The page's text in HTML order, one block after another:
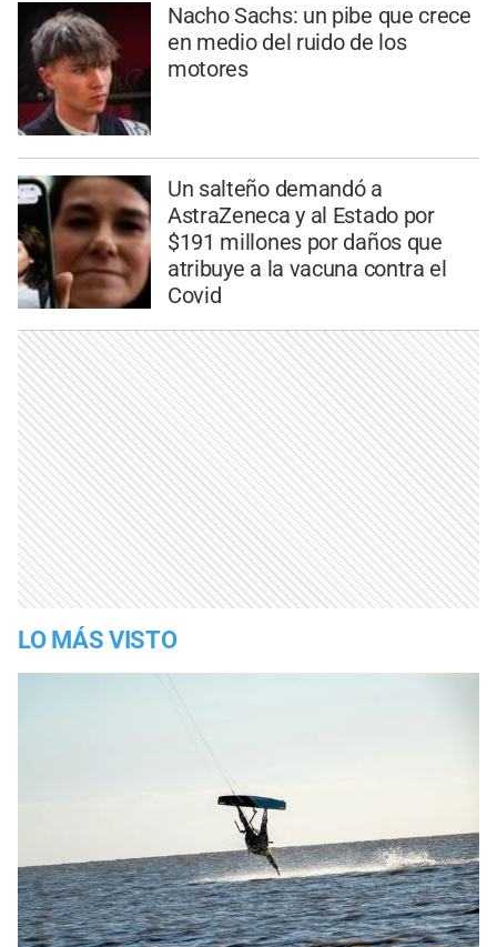
Nacho Sachs: un pibe que crece
en medio del ruido de los
motores
Un salteño demandó a
AstraZeneca y al Estado por
$191 millones por daños que
atribuye a la vacuna contra el
Covid
LO MÁS VISTO